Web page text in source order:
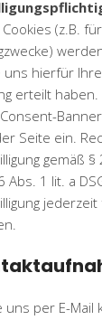
(z.B.
uns hierfür
erteilt
Seite ein.
gemäß §
Abs. 1 lit. a
uns per E-Mail